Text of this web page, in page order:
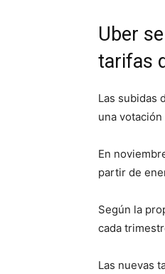
Uber
tarifas
Las subidas
una
En
partir de
Según la
cada
Las nuevas